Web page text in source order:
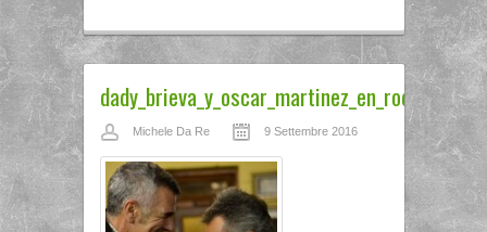
Michele Da Re 9 Settembre 2016